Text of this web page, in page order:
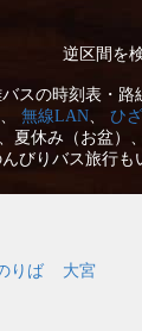
逆区間を
スの時刻表・
、 無線LAN、 ひ
夏休み（お盆）
びりバス旅行
りば 大宮